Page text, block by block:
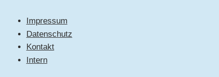
Impressum
Datenschutz
Kontakt
Intern